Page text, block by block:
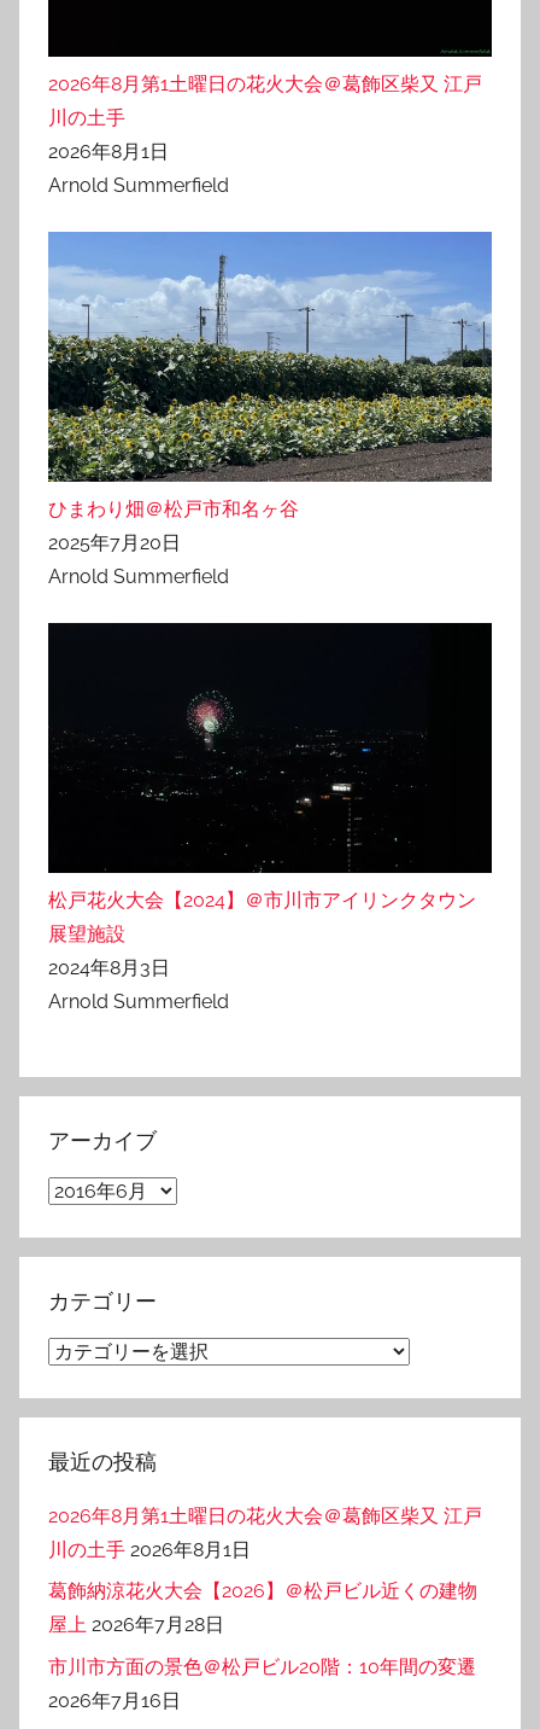
2026年8月第1土曜日の花火大会＠葛飾区柴又 江戸
川の土手
2026年8月1日
Arnold Summerfield
ひまわり畑＠松戸市和名ヶ谷
2025年7月20日
Arnold Summerfield
松戸花火大会【2024】＠市川市アイリンクタウン
展望施設
2024年8月3日
Arnold Summerfield
アーカイブ
ア
カ
イ
カテゴリー
カ
ゴ
リ
最近の投稿
2026年8月第1土曜日の花火大会＠葛飾区柴又 江戸
川の土手 2026年8月1日
葛飾納涼花火大会【2026】＠松戸ビル近くの建物
屋上 2026年7月28日
市川市方面の景色＠松戸ビル20階：10年間の変遷
2026年7月16日